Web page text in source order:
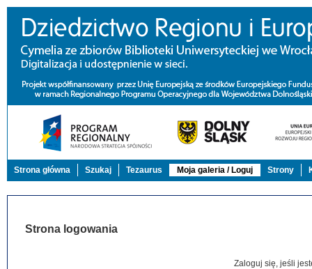
Strona główna Szukaj Tezaurus Moja galeria / Loguj Strony
Strona logowania
Zaloguj się, jeśli